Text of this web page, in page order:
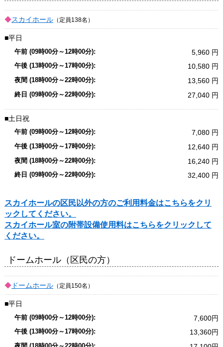
スカイホール（定員138名）
平日
5,960
10,580
13,560
27,040
土日祝
7,080
12,640
16,240
32,400
スカイホールの区民以外の方のご利用料金はこちらをクリ
ックしてください。
スカイホール室の附帯設備使用料はこちらをクリックして
ください。
ドームホール（区民の方）
ドームホール（定員150名）
平日
7,600
13,360